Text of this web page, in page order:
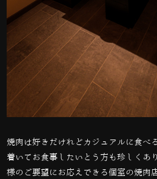
焼肉は好きだけれどカジュアルに食べ
着いてお食事したいとう方も珍しくあ
様のご要望にお応えできる個室の焼肉